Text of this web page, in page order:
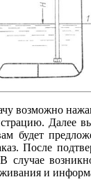
возможно
Далее
будет
После
случае
и